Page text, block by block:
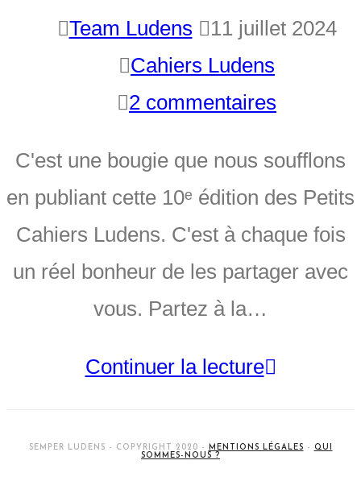
Team Ludens
11 juillet 2024
Cahiers Ludens
2 commentaires
C'est une bougie que nous soufflons
en publiant cette 10ᵉ édition des Petits
Cahiers Ludens. C'est à chaque fois
un réel bonheur de les partager avec
vous. Partez à la…
Continuer la lecture
SEMPER LUDENS - COPYRIGHT 2020 - MENTIONS LÉGALES - QUI
SOMMES-NOUS ?